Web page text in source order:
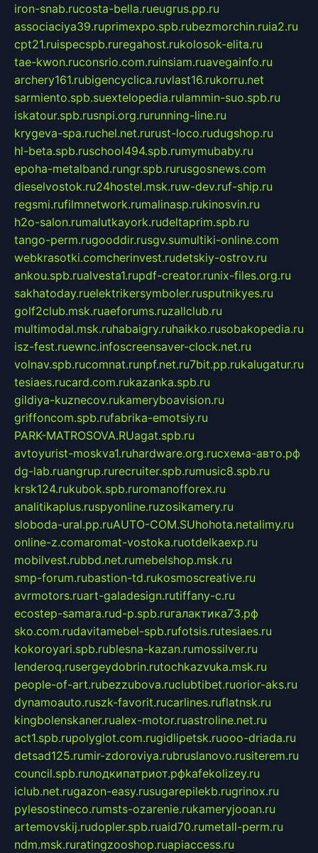
iron-snab.rucosta-bella.rueugrus.pp.ru
associaciya39.ruprimexpo.spb.rubezmorchin.ruia2.ru
cpt21.ruispecspb.ruregahost.rukolosok-elita.ru
tae-kwon.ruconsrio.com.ruinsiam.ruavegainfo.ru
archery161.rubigencyclica.ruvlast16.rukorru.net
sarmiento.spb.suextelopedia.rulammin-suo.spb.ru
iskatour.spb.rusnpi.org.rurunning-line.ru
krygeva-spa.ruchel.net.rurust-loco.rudugshop.ru
hl-beta.spb.ruschool494.spb.rumymubaby.ru
epoha-metalband.rungr.spb.rurusgosnews.com
dieselvostok.ru24hostel.msk.ruw-dev.ruf-ship.ru
regsmi.rufilmnetwork.rumalinasp.rukinosvin.ru
h2o-salon.rumalutkayork.rudeltaprim.spb.ru
tango-perm.rugooddir.rusgv.sumultiki-online.com
webkrasotki.comcherinvest.rudetskiy-ostrov.ru
ankou.spb.rualvesta1.rupdf-creator.runix-files.org.ru
sakhatoday.ruelektrikersymboler.rusputnikyes.ru
golf2club.msk.ruaeforums.ruzallclub.ru
multimodal.msk.ruhabaigry.ruhaikko.rusobakopedia.ru
isz-fest.ruewnc.infoscreensaver-clock.net.ru
volnav.spb.rucomnat.runpf.net.ru7bit.pp.rukalugatur.ru
tesiaes.rucard.com.rukazanka.spb.ru
gildiya-kuznecov.rukameryboavision.ru
griffoncom.spb.rufabrika-emotsiy.ru
PARK-MATROSOVA.RUagat.spb.ru
avtoyurist-moskva1.ruhardware.org.ruсхема-авто.рф
dg-lab.ruangrup.rurecruiter.spb.rumusic8.spb.ru
krsk124.rukubok.spb.ruromanofforex.ru
analitikaplus.ruspyonline.ruzosikamery.ru
sloboda-ural.pp.ruAUTO-COM.SUhohota.netalimy.ru
online-z.comaromat-vostoka.ruotdelkaexp.ru
mobilvest.rubbd.net.rumebelshop.msk.ru
smp-forum.rubastion-td.rukosmoscreative.ru
avrmotors.ruart-galadesign.rutiffany-c.ru
ecostep-samara.rud-p.spb.ruгалактика73.рф
sko.com.rudavitamebel-spb.rufotsis.rutesiaes.ru
kokoroyari.spb.rublesna-kazan.rumossilver.ru
lenderoq.rusergeydobrin.rutochkazvuka.msk.ru
people-of-art.rubezzubova.ruclubtibet.ruorior-aks.ru
dynamoauto.ruszk-favorit.rucarlines.ruflatnsk.ru
kingbolenskaner.rualex-motor.ruastroline.net.ru
act1.spb.rupolyglot.com.rugidlipetsk.ruooo-driada.ru
detsad125.rumir-zdoroviya.rubruslanovo.rusiterem.ru
council.spb.ruлодкипатриот.рфkafekolizey.ru
iclub.net.rugazon-easy.rusugarepilekb.rugrinox.ru
pylesostineco.rumsts-ozarenie.rukameryjooan.ru
artemovskij.rudopler.spb.ruaid70.rumetall-perm.ru
ndm.msk.ruratingzooshop.ruapiaccess.ru